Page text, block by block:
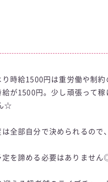
時給1500円は重労働や制約
が1500円。少し頑張って
☆
全部自分で決められるので
定を諦める必要はありません